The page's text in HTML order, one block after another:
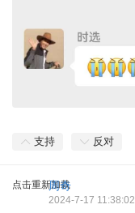
支持 反对
点击重新加载
周奇
2024-7-17 11:38:02